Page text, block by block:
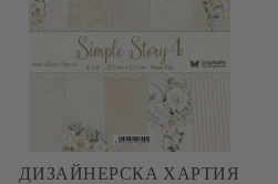
ДИЗАЙНЕРСКA ХАРТИЯ